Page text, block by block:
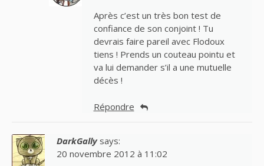
Après c’est un très bon test de
confiance de son conjoint ! Tu
devrais faire pareil avec Flodoux
tiens ! Prends un couteau pointu et
va lui demander s’il a une mutuelle
décès !
Répondre
DarkGally says:
20 novembre 2012 à 11:02